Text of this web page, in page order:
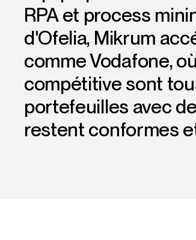
RPA et process
d'Ofelia, Mikrum
comme Vodafone,
compétitive sont
portefeuilles avec
restent conformes